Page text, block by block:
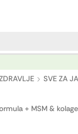
SVE ZA
+ MSM &